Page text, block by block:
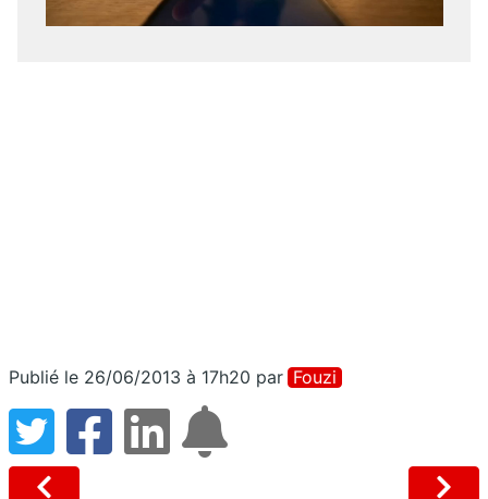
Publié le 26/06/2013 à 17h20 par Fouzi